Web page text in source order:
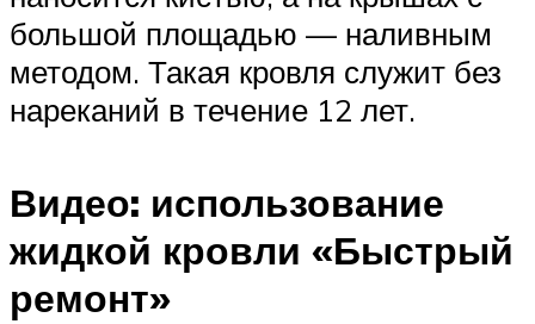
большой площадью — наливным
методом. Такая кровля служит без
нареканий в течение 12 лет.
Видео: использование
жидкой кровли «Быстрый
ремонт»